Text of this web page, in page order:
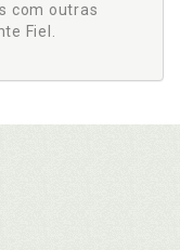
com outras
Fiel.